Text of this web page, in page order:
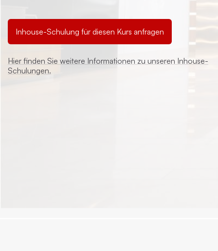
Inhouse-Schulung für diesen Kurs anfragen
Hier finden Sie weitere Informationen zu unseren Inhouse-
Schulungen.